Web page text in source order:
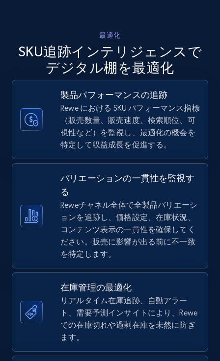
Walmart - products - Discover products by
using sku numbers
URL, Final price, Sku, Currency, Gtin,
Specifications, Image urls, Top reviews, and
877+ 今すぐ始める
TikTok Shop
URL, Title, Available, Description, Currency, Initial
price, Final price, Discount percent, and more.
5.4K+ 668+ 今すぐ始める
URL, Title, Available, Description, Currency, Initial
price, Final price, Discount percent, and more.
5.4K+ 668+ 今すぐ始める
最適化
SKU追跡インテリジェンスで
デジタル棚を最適化
製品パフォーマンスの追跡
Rewe における SKU パフォーマンス指標
（販売数量、販売速度、検索順位、可
視性など）を監視し、最適化の機会を
特定して収益成長を促進する。
バリエーションの一貫性を監視す
る
Reweチャネル全体で全製品バリエーシ
ョンを追跡し、価格設定、在庫状況、
コンテンツ表示の一貫性を確保してく
ださい。販売に影響が出る前に不一致
を特定します。
在庫管理の最適化
リアルタイム在庫追跡、自動アラー
ト、需要予測インサイトにより、Rewe
での在庫切れや過剰在庫を未然に防ぎ
ます。